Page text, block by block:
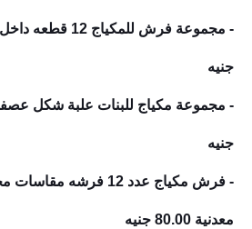
- مجموعة فرش للمكياج 12 قطعه داخل علبة معدن
جنيه
- مجموعة مكياج للبنات علبة شكل
جنيه
- فرش مكياج عدد 12 فرشه
معدنية 80.00 جنيه